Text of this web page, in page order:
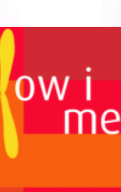
científica sobre